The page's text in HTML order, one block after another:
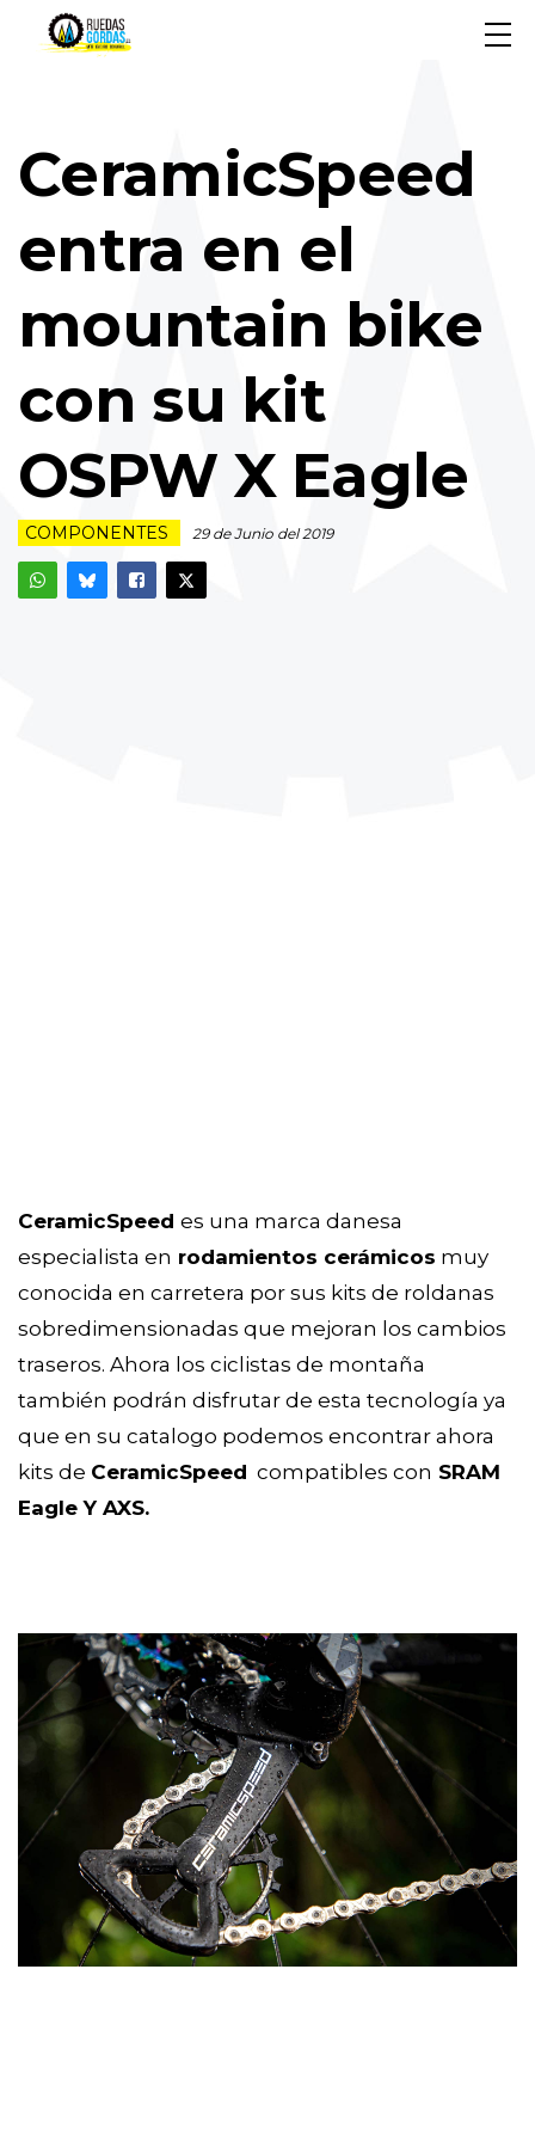
CeramicSpeed
entra en el
mountain bike
con su kit
OSPW X Eagle
COMPONENTES 29 de Junio del 2019
CeramicSpeed es una marca danesa
especialista en rodamientos cerámicos muy
conocida en carretera por sus kits de roldanas
sobredimensionadas que mejoran los cambios
traseros. Ahora los ciclistas de montaña
también podrán disfrutar de esta tecnología ya
que en su catalogo podemos encontrar ahora
kits de CeramicSpeed compatibles con SRAM
Eagle Y AXS.